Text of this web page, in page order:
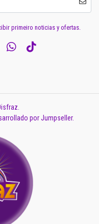
primeiro noticias y ofertas.
por Jumpseller.